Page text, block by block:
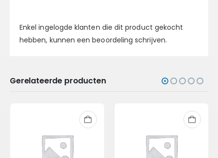
Enkel ingelogde klanten die dit product gekocht
hebben, kunnen een beoordeling schrijven.
Gerelateerde producten